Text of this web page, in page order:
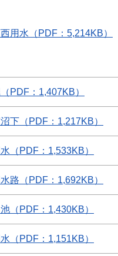
用水（PDF：5,214KB）
PDF：1,407KB）
下（PDF：1,217KB）
（PDF：1,533KB）
路（PDF：1,692KB）
（PDF：1,430KB）
（PDF：1,151KB）